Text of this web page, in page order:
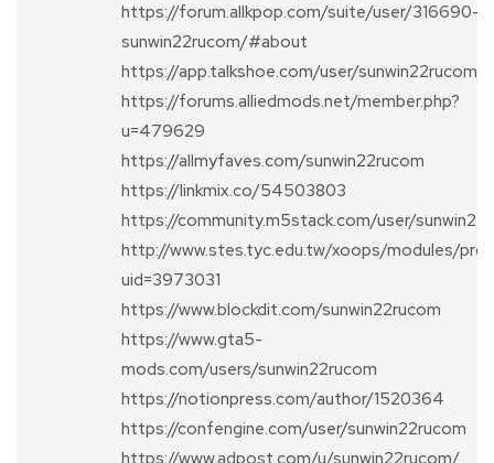
https://forum.allkpop.com/suite/user/316690-
sunwin22rucom/#about
https://app.talkshoe.com/user/sunwin22rucom
https://forums.alliedmods.net/member.php?
u=479629
https://allmyfaves.com/sunwin22rucom
https://linkmix.co/54503803
https://community.m5stack.com/user/
http://www.stes.tyc.edu.tw/xoops/modules/
uid=3973031
https://www.blockdit.com/sunwin22rucom
https://www.gta5-
mods.com/users/sunwin22rucom
https://notionpress.com/author/1520364
https://confengine.com/user/sunwin22rucom